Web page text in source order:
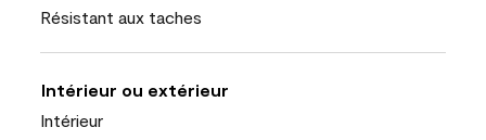
Résistant aux taches
Intérieur ou extérieur
Intérieur